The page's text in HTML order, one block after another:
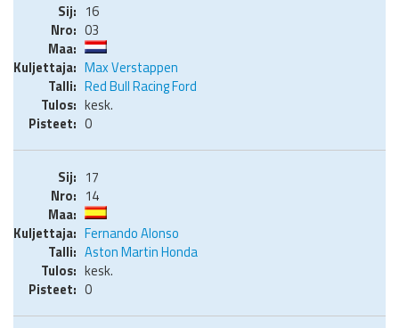
16
03
Max Verstappen
Red Bull Racing Ford
kesk.
0
17
14
Fernando Alonso
Aston Martin Honda
kesk.
0